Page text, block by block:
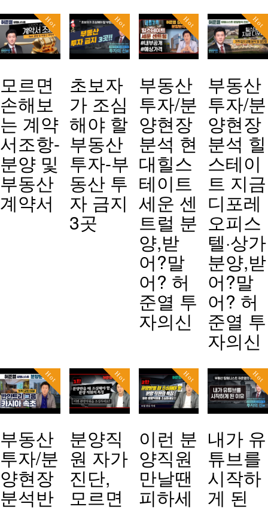
Hot
모르면
손해보
는 계약
서조항-
분양 및
부동산
계약서
Hot
초보자
가 조심
해야 할
부동산
투자-부
동산 투
자 금지
3곳
Hot
부동산
투자/분
양현장
분석 현
대힐스
테이트
세운 센
트럴 분
양,받
어?말
어? 허
준열 투
자의신
Hot
부동산
투자/분
양현장
분석 힐
스테이
트 지금
디포레
오피스
텔·상가
분양,받
어?말
어? 허
준열 투
자의신
Hot
부동산
투자/분
양현장
분석반
Hot
분양직
원 자가
진단,
모르면
Hot
이런 분
양직원
만날땐
피하세
Hot
내가 유
튜브를
시작하
게 된